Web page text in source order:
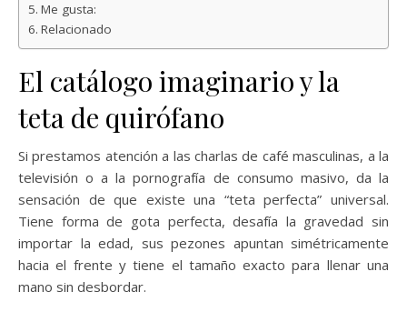
Me gusta:
Relacionado
El catálogo imaginario y la
teta de quirófano
Si prestamos atención a las charlas de café masculinas, a la
televisión o a la pornografía de consumo masivo, da la
sensación de que existe una “teta perfecta” universal.
Tiene forma de gota perfecta, desafía la gravedad sin
importar la edad, sus pezones apuntan simétricamente
hacia el frente y tiene el tamaño exacto para llenar una
mano sin desbordar.